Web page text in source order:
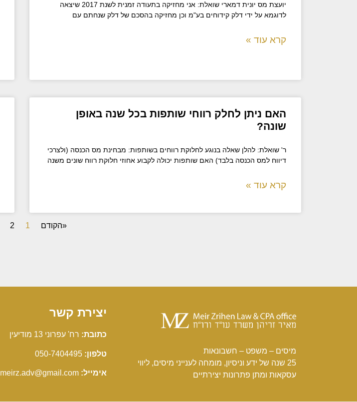
יועצת מס יונית דמארי שואלת: אני מחזיקה בתעודה זמנית לשנת 2017 שיצאה
לדוגמא על ידי דלק קידוחים בע"מ וכן מחזיקה בהסכם של דלק שנחתם עם
קרא עוד »
האם ניתן לחלק רווחי שותפות בכל שנה באופן
שונה?
ר' שואלת: להלן שאלה בנוגע לחלוקת רווחים בשותפות: מבחינת מס הכנסה (ולצרכי
דיווח למס הכנסה בלבד) האם שותפות יכולה לקבוע אחוזי חלוקת רווח שונים משנה
קרא עוד »
«הקודם 1
2
מיסים – משפט – חשבונאות
25 שנה של ידע וניסיון, מומחה לענייני מיסים, ליווי
עסקאות ומתן פתרונות יצירתיים
יצירת קשר
כתובת: רח' עפרוני 13 מודיעין
טלפון:
אימייל: meirz.adv@gmail.com